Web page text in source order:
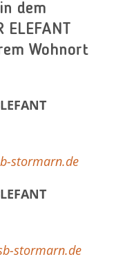
dem
ELEFANT
Wohnort
stormarn.de
stormarn.de